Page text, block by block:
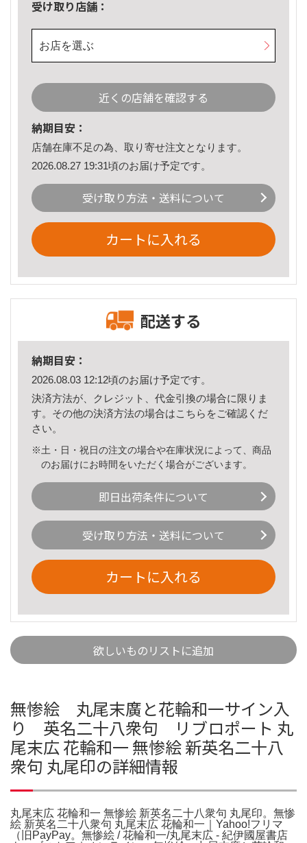
受け取り店舗：
お店を選ぶ
近くの店舗を確認する
納期目安：
店舗在庫不足の為、取り寄せ注文となります。
2026.08.27 19:31頃のお届け予定です。
受け取り方法・送料について
カートに入れる
配送する
納期目安：
2026.08.03 12:12頃のお届け予定です。
決済方法が、クレジット、代金引換の場合に限りま
す。その他の決済方法の場合はこちら をご確認くだ
さい。
※土・日・祝日の注文の場合や在庫状況によって、商品
のお届けにお時間をいただく場合がございます。
即日出荷条件について
受け取り方法・送料について
カートに入れる
欲しいものリストに追加
無惨絵 丸尾末廣と花輪和一サイン入
り 英名二十八衆句 リブロポート 丸
尾末広 花輪和一 無惨絵 新英名二十八
衆句 丸尾印の詳細情報
丸尾末広 花輪和一 無惨絵 新英名二十八衆句 丸尾印。無惨
絵 新英名二十八衆句 丸尾末広 花輪和一｜Yahoo!フリマ
（旧PayPay。無惨絵 / 花輪和一/丸尾末広 - 紀伊國屋書店